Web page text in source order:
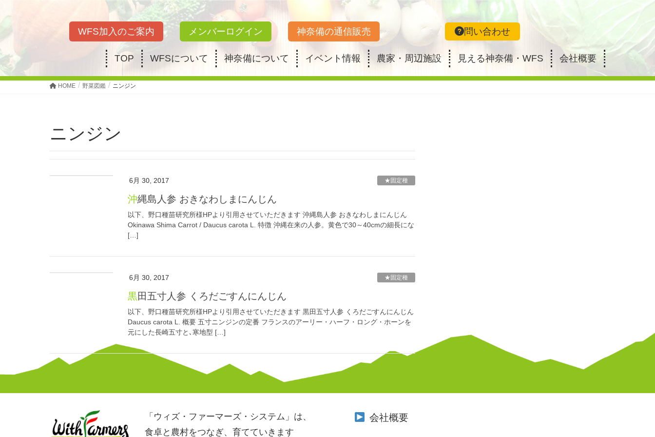
WFS加入のご案内 メンバーログイン 神奈備の通信販売 問い合わせ
TOP WFSについて 神奈備について イベント情報 農家・周辺施設 見える神奈備・WFS 会社概要
HOME 野菜図鑑 ニンジン
ニンジン
6月 30, 2017 ★固定種
沖縄島人参 おきなわしまにんじん
以下、野口種苗研究所様HPより引用させていただきます 沖縄島人参 おきなわしまにんじん
Okinawa Shima Carrot / Daucus carota L. 特徴 沖縄在来の人参。黄色で30～40cmの細長にな
[…]
6月 30, 2017 ★固定種
黒田五寸人参 くろだごすんにんじん
以下、野口種苗研究所様HPより引用させていただきます 黒田五寸人参 くろだごすんにんじん
Daucus carota L. 概要 五寸ニンジンの定番 フランスのアーリー・ハーフ・ロング・ホーンを
元にした長崎五寸と､寒地型 […]
「ウィズ・ファーマーズ・システム」は、
食卓と農村をつなぎ、育てていきます
会社概要